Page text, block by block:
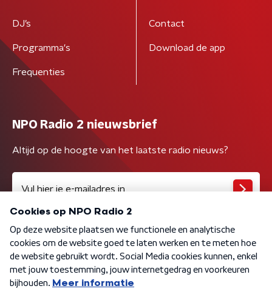
DJ’s
Programma's
Frequenties
Contact
Download de app
NPO Radio 2 nieuwsbrief
Altijd op de hoogte van het laatste radio nieuws?
Algemene voorwaarden